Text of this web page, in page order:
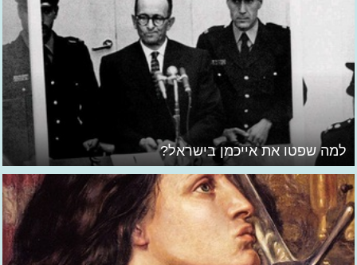
למה שפטו את אייכמן בישראל?